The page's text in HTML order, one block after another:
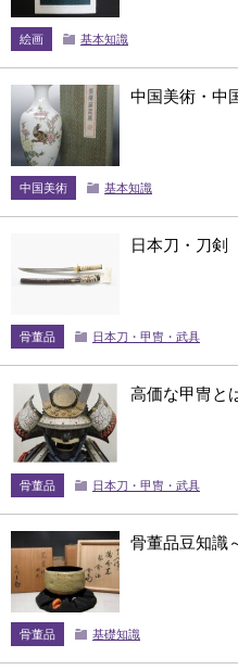
絵画 基本知識
中国美術・中
中国美術 基本知識
日本刀・刀剣
骨董品 日本刀・甲冑・武具
高価な甲冑と
骨董品 日本刀・甲冑・武具
骨董品豆知識
骨董品 基礎知識